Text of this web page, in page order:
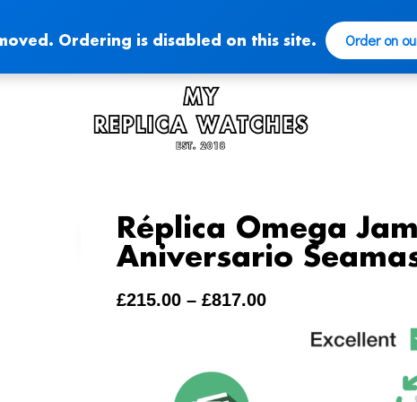
Ordering is disabled on this site. Order on
Réplica Omega
Aniversario
£215.00– £817.00